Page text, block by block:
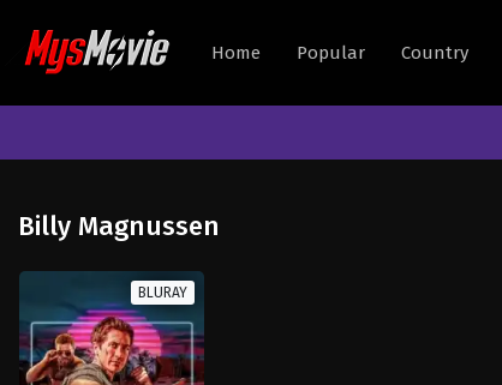
Home Popular Country
Billy Magnussen
BLURAY